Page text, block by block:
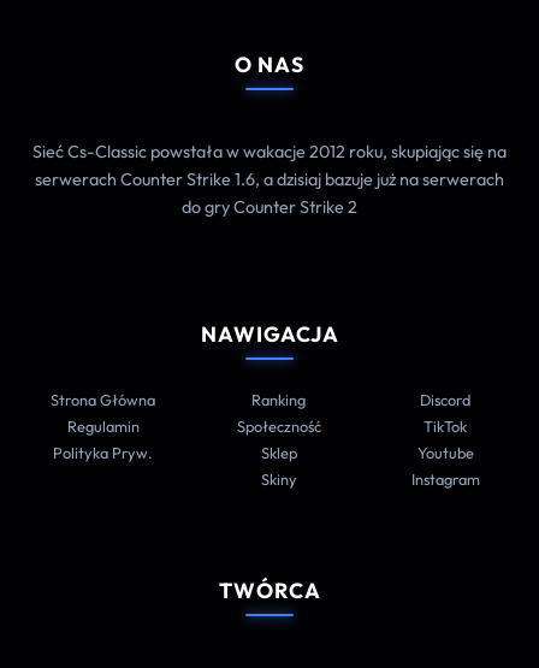
O NAS
Sieć Cs-Classic powstała w wakacje 2012 roku, skupiając się na
serwerach Counter Strike 1.6, a dzisiaj bazuje już na serwerach
do gry Counter Strike 2
NAWIGACJA
Strona Główna
Regulamin
Polityka Pryw.
Ranking
Społeczność
Sklep
Skiny
Discord
TikTok
Youtube
Instagram
TWÓRCA